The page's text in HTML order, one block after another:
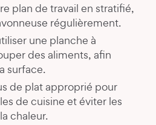
plan de travail en stratifié,
régulièrement.
une planche à
des aliments, afin
surface.
de plat approprié pour
de cuisine et éviter les
chaleur.